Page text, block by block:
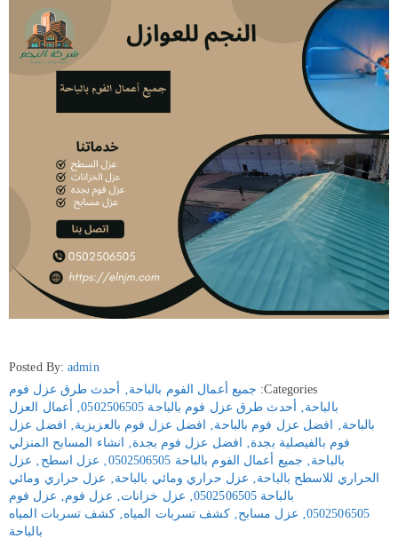
Posted By:admin
Categories:
جميع أعمال الفوم بالباحة
أحدث طرق عزل فوم
بالباحة
أحدث طرق عزل فوم بالباحة 0502506505 ‚
أعمال العزل
بالباحة
افضل عزل فوم بالباحة افضل عزل فوم بالعزيزية
افضل عزل
فوم بالفيصلية بجدة
افضل عزل فوم بجدة
انشاء المسابح المنزلي
بالباحة
جميع أعمال الفوم بالباحة 0502506505 عزل اسطح
عزل
الحراري للاسطح بالباحة
عزل حراري ومائي بالباحة
عزل حراري ومائي
بالباحة 0502506505
‚ عزل خزانات عزل فوم
عزل فوم
0502506505
عزل مسابح ‚كشف تسربات المياه ‚كشف تسربات المياه
بالباحة